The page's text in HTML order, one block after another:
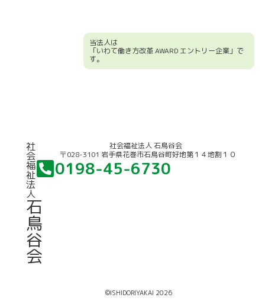
当法人は
「いわて働き方改革 AWARD エントリー企業」で
す。
社
会
福
祉
法
人
石
鳥
谷
会
社会福祉法人 石鳥谷会
〒028-3101 岩手県花巻市石鳥谷町好地第１４地割１０
0198-45-6730
©ISHIDORIYAKAI 2026